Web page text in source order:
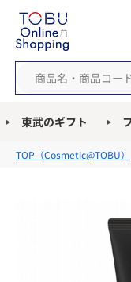
東武のギフト
TOP（Cosmetic@TOBU）